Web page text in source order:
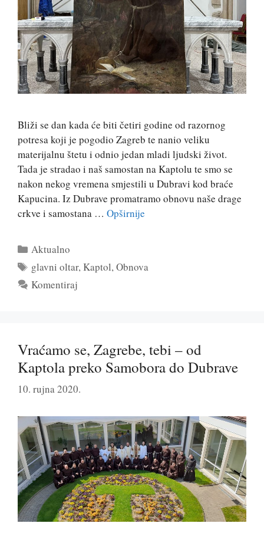
Bliži se dan kada će biti četiri godine od razornog
potresa koji je pogodio Zagreb te nanio veliku
materijalnu štetu i odnio jedan mladi ljudski život.
Tada je stradao i naš samostan na Kaptolu te smo se
nakon nekog vremena smjestili u Dubravi kod braće
Kapucina. Iz Dubrave promatramo obnovu naše drage
crkve i samostana … Opširnije
Kategorije
Aktualno
Oznake
glavni oltar,Kaptol,Obnova
Komentiraj
Vraćamo se, Zagrebe, tebi – od
Kaptola preko Samobora do Dubrave
10. rujna 2020.